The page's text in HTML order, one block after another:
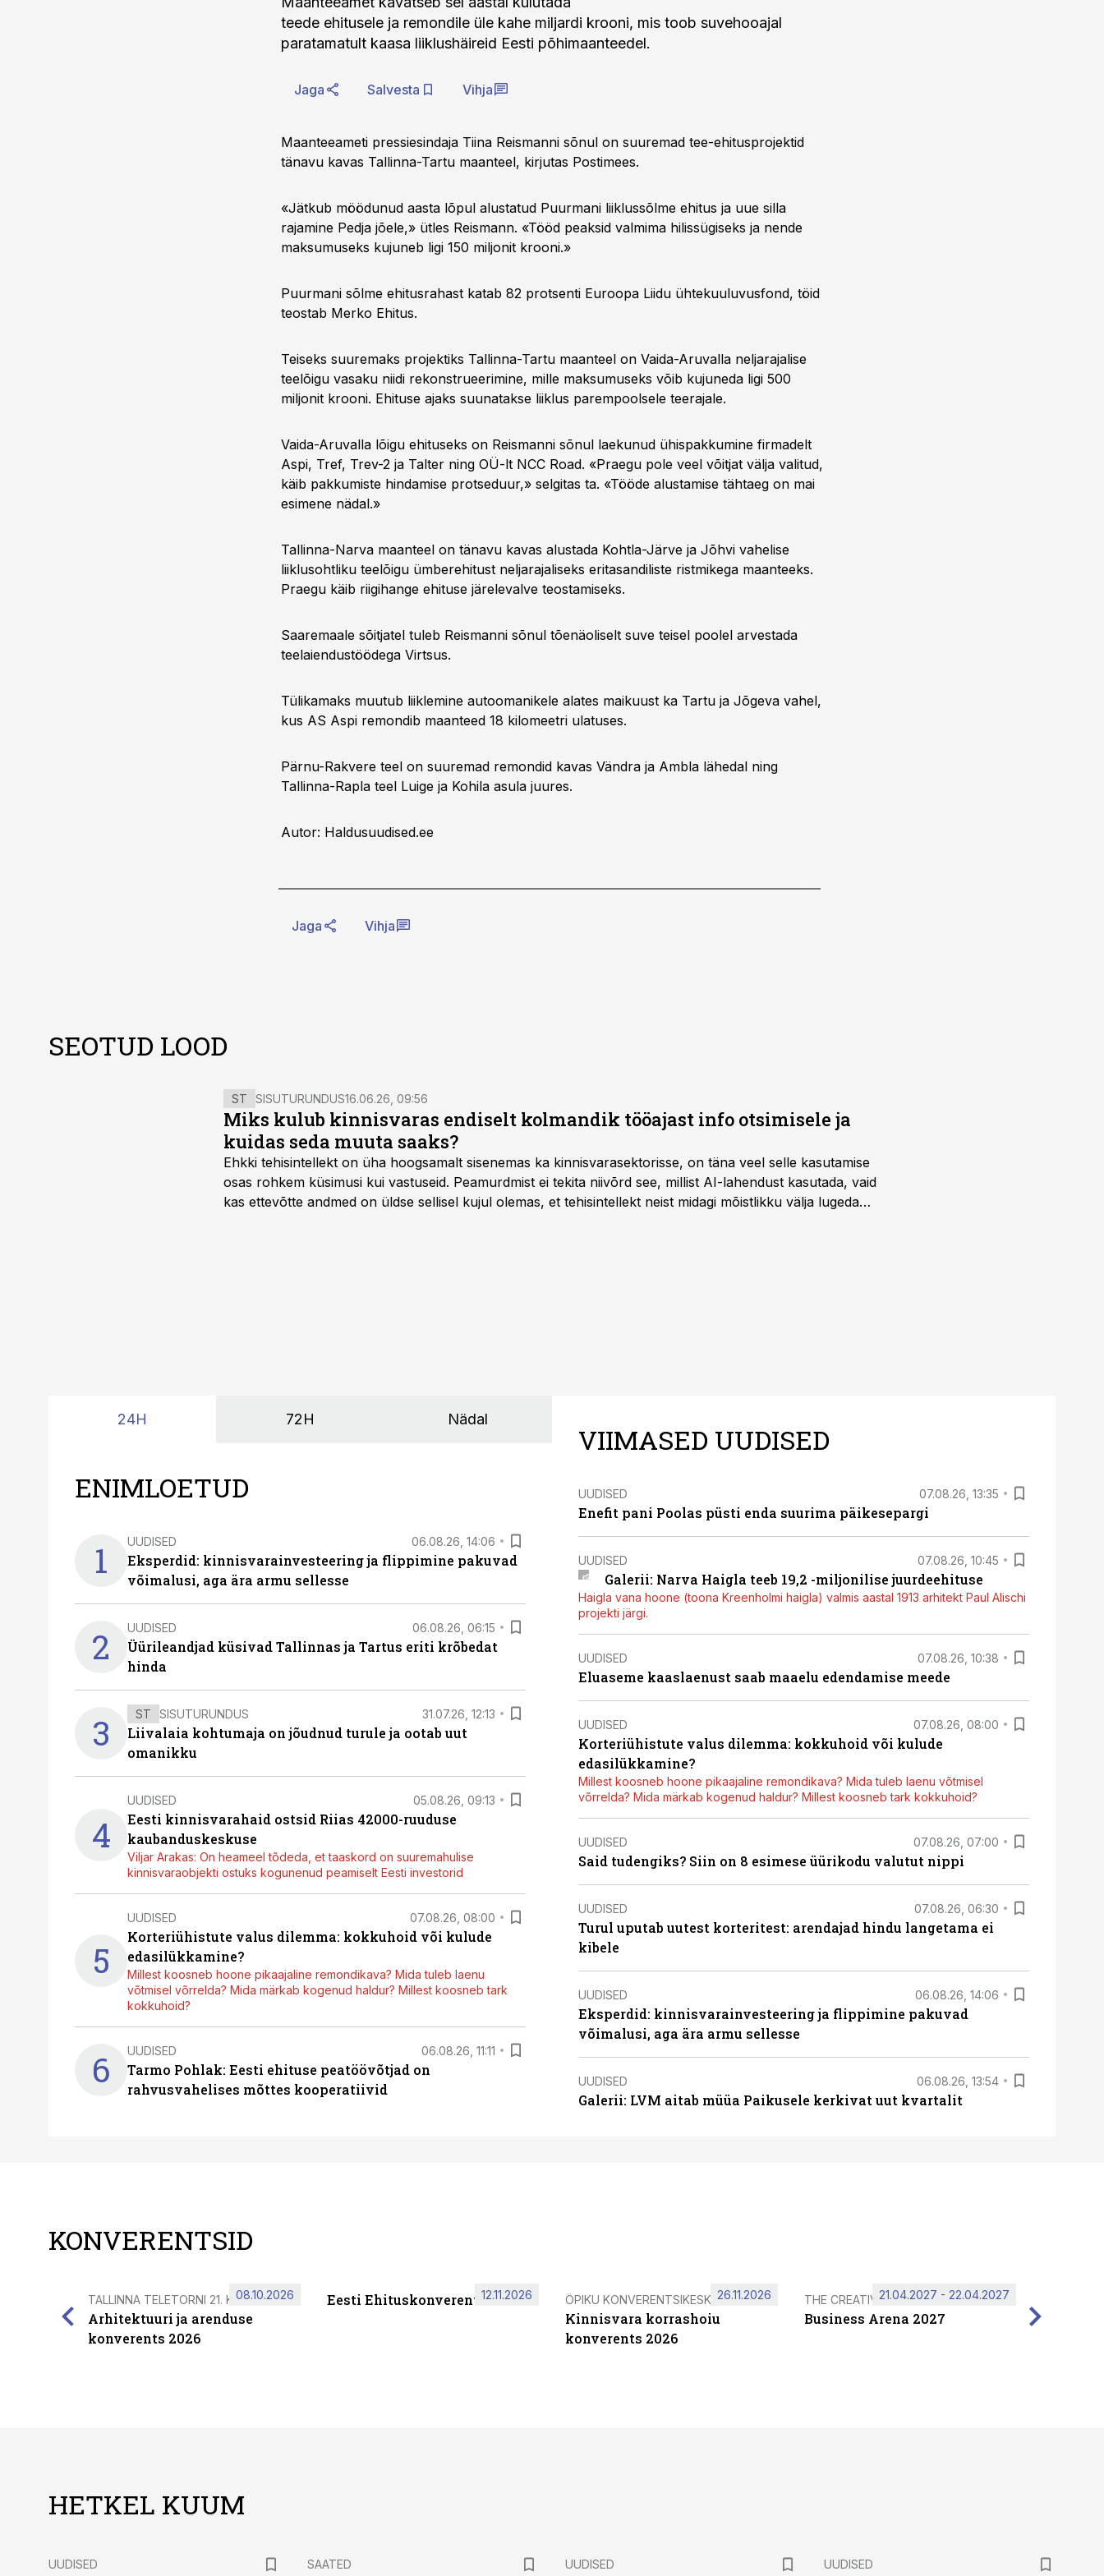
teede ehitusele ja remondile üle kahe miljardi krooni, mis toob suvehooajal
paratamatult kaasa liiklushäireid Eesti põhimaanteedel.
Jaga Salvesta Vihja
Maanteeameti pressiesindaja Tiina Reismanni sõnul on suuremad tee-ehitusprojektid
tänavu kavas Tallinna-Tartu maanteel, kirjutas Postimees.
«Jätkub möödunud aasta lõpul alustatud Puurmani liiklussõlme ehitus ja uue silla
rajamine Pedja jõele,» ütles Reismann. «Tööd peaksid valmima hilissügiseks ja nende
maksumuseks kujuneb ligi 150 miljonit krooni.»
Puurmani sõlme ehitusrahast katab 82 protsenti Euroopa Liidu ühtekuuluvusfond, töid
teostab Merko Ehitus.
Teiseks suuremaks projektiks Tallinna-Tartu maanteel on Vaida-Aruvalla neljarajalise
teelõigu vasaku niidi rekonstrueerimine, mille maksumuseks võib kujuneda ligi 500
miljonit krooni. Ehituse ajaks suunatakse liiklus parempoolsele teerajale.
Vaida-Aruvalla lõigu ehituseks on Reismanni sõnul laekunud ühispakkumine firmadelt
Aspi, Tref, Trev-2 ja Talter ning OÜ-lt NCC Road. «Praegu pole veel võitjat välja valitud,
käib pakkumiste hindamise protseduur,» selgitas ta. «Tööde alustamise tähtaeg on mai
esimene nädal.»
Tallinna-Narva maanteel on tänavu kavas alustada Kohtla-Järve ja Jõhvi vahelise
liiklusohtliku teelõigu ümberehitust neljarajaliseks eritasandiliste ristmikega maanteeks.
Praegu käib riigihange ehituse järelevalve teostamiseks.
Saaremaale sõitjatel tuleb Reismanni sõnul tõenäoliselt suve teisel poolel arvestada
teelaiendustöödega Virtsus.
Tülikamaks muutub liiklemine autoomanikele alates maikuust ka Tartu ja Jõgeva vahel,
kus AS Aspi remondib maanteed 18 kilomeetri ulatuses.
Pärnu-Rakvere teel on suuremad remondid kavas Vändra ja Ambla lähedal ning
Tallinna-Rapla teel Luige ja Kohila asula juures.
Autor: Haldusuudised.ee
Jaga Vihja
SEOTUD LOOD
ST SISUTURUNDUS16.06.26, 09:56
Miks kulub kinnisvaras endiselt kolmandik tööajast info otsimisele ja
kuidas seda muuta saaks?
Ehkki tehisintellekt on üha hoogsamalt sisenemas ka kinnisvarasektorisse, on täna veel selle kasutamise
osas rohkem küsimusi kui vastuseid. Peamurdmist ei tekita niivõrd see, millist AI-lahendust kasutada, vaid
kas ettevõtte andmed on üldse sellisel kujul olemas, et tehisintellekt neist midagi mõistlikku välja lugeda
24H 72H Nädal
ENIMLOETUD
1 UUDISED 06.08.26, 14:06
Eksperdid: kinnisvarainvesteering ja flippimine pakuvad
võimalusi, aga ära armu sellesse
2 UUDISED 06.08.26, 06:15
Üürileandjad küsivad Tallinnas ja Tartus eriti krõbedat
hinda
3 ST SISUTURUNDUS 31.07.26, 12:13
Liivalaia kohtumaja on jõudnud turule ja ootab uut
omanikku
4
UUDISED 05.08.26, 09:13
Eesti kinnisvarahaid ostsid Riias 42000-ruuduse
kaubanduskeskuse
Viljar Arakas: On heameel tõdeda, et taaskord on suuremahulise
kinnisvaraobjekti ostuks kogunenud peamiselt Eesti investorid
5
UUDISED 07.08.26, 08:00
Korteriühistute valus dilemma: kokkuhoid või kulude
edasilükkamine?
Millest koosneb hoone pikaajaline remondikava? Mida tuleb laenu
võtmisel võrrelda? Mida märkab kogenud haldur? Millest koosneb tark
kokkuhoid?
6 UUDISED 06.08.26, 11:11
Tarmo Pohlak: Eesti ehituse peatöövõtjad on
rahvusvahelises mõttes kooperatiivid
VIIMASED UUDISED
UUDISED 07.08.26, 13:35
Enefit pani Poolas püsti enda suurima päikesepargi
UUDISED 07.08.26, 10:45
Galerii: Narva Haigla teeb 19,2 -miljonilise juurdeehituse
Haigla vana hoone (toona Kreenholmi haigla) valmis aastal 1913 arhitekt Paul Alischi
projekti järgi.
UUDISED 07.08.26, 10:38
Eluaseme kaaslaenust saab maaelu edendamise meede
UUDISED 07.08.26, 08:00
Korteriühistute valus dilemma: kokkuhoid või kulude
edasilükkamine?
Millest koosneb hoone pikaajaline remondikava? Mida tuleb laenu võtmisel
võrrelda? Mida märkab kogenud haldur? Millest koosneb tark kokkuhoid?
UUDISED 07.08.26, 07:00
Said tudengiks? Siin on 8 esimese üürikodu valutut nippi
UUDISED 07.08.26, 06:30
Turul uputab uutest korteritest: arendajad hindu langetama ei
kibele
UUDISED 06.08.26, 14:06
Eksperdid: kinnisvarainvesteering ja flippimine pakuvad
võimalusi, aga ära armu sellesse
UUDISED 06.08.26, 13:54
Galerii: LVM aitab müüa Paikusele kerkivat uut kvartalit
KONVERENTSID
TALLINNA TELETORNI 21. KORRUSEL
Arhitektuuri ja arenduse
konverents 2026
08.10.2026 Eesti Ehituskonverents 2026
12.11.2026 ÖPIKU KONVERENTSIKESKUS
Kinnisvara korrashoiu
konverents 2026
26.11.2026 THE CREATIVE HUB
Business Arena 2027
21.04.2027 - 22.04.2027
HETKEL KUUM
UUDISED SAATED UUDISED UUDISED